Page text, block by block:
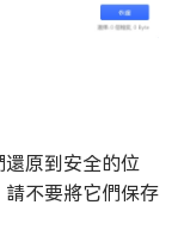
原到安全的位
不要將它們保存